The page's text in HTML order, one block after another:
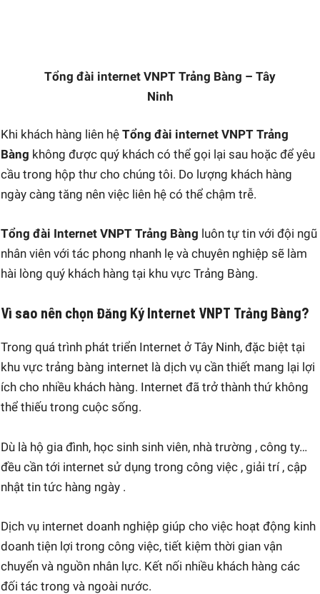
Tổng đài internet VNPT Trảng Bàng – Tây
Ninh
Khi khách hàng liên hệ Tổng đài internet VNPT Trảng
Bàng không được quý khách có thể gọi lại sau hoặc để yêu
cầu trong hộp thư cho chúng tôi. Do lượng khách hàng
ngày càng tăng nên việc liên hệ có thể chậm trễ.
Tổng đài Internet VNPT Trảng Bàng luôn tự tin với đội ngũ
nhân viên với tác phong nhanh lẹ và chuyên nghiệp sẽ làm
hài lòng quý khách hàng tại khu vực Trảng Bàng.
Vì sao nên chọn Đăng Ký Internet VNPT Trảng Bàng?
Trong quá trình phát triển Internet ở Tây Ninh, đặc biệt tại
khu vực trảng bàng internet là dịch vụ cần thiết mang lại lợi
ích cho nhiều khách hàng. Internet đã trở thành thứ không
thể thiếu trong cuộc sống.
Dù là hộ gia đình, học sinh sinh viên, nhà trường , công ty…
đều cần tới internet sử dụng trong công việc , giải trí , cập
nhật tin tức hàng ngày .
Dịch vụ internet doanh nghiệp giúp cho việc hoạt động kinh
doanh tiện lợi trong công việc, tiết kiệm thời gian vận
chuyển và nguồn nhân lực. Kết nối nhiều khách hàng các
đối tác trong và ngoài nước.